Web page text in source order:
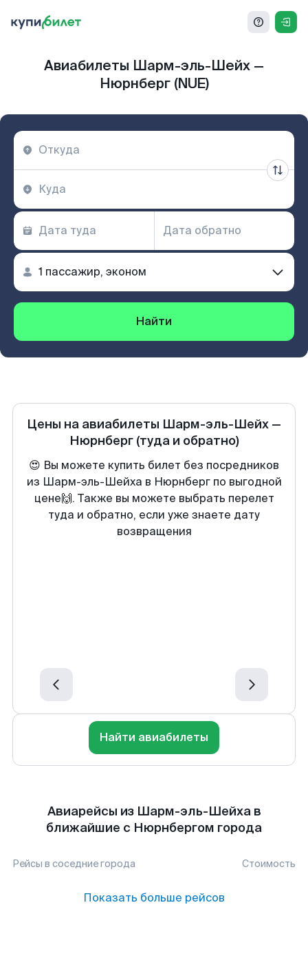
Авиабилеты Шарм-эль-Шейх —
Нюрнберг (NUE)
Найти
Цены на авиабилеты Шарм-эль-Шейх —
Нюрнберг (туда и обратно)
😍 Вы можете купить билет без посредников
из Шарм-эль-Шейха в Нюрнберг по выгодной
цене🙌. Также вы можете выбрать перелет
туда и обратно, если уже знаете дату
возвращения
Найти авиабилеты
Авиарейсы из Шарм-эль-Шейха в
ближайшие с Нюрнбергом города
Рейсы в соседние города Стоимость
Показать больше рейсов